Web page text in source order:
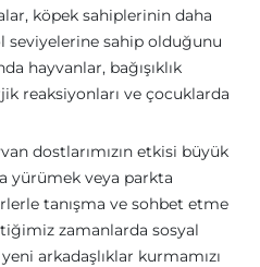
köpek sahiplerinin daha
seviyelerine sahip olduğunu
hayvanlar, bağışıklık
reaksiyonları ve çocuklarda
dostlarımızın etkisi büyük
yürümek veya parkta
tanışma ve sohbet etme
zamanlarda sosyal
arkadaşlıklar kurmamızı